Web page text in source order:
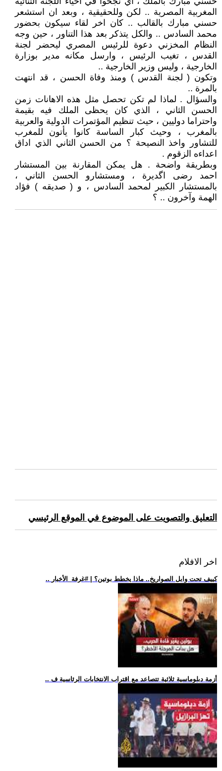
المغربية المصرية .. لكن وللحقيقية ، وبعد ان استشعر
حسني مبارك بالقالب .. كان اخر لقاء سيكون بحضور
محمد السادس .. والكل يتذكر بعد هذا التناور ، حين وجه
النظام المخزني دعوة للرئيس المصري ليحضر لجنة
القدس ، تغيب الرئيس ، وارسل مكانه مدير بوزارة
الخارجية ، وليس وزير الخارجية ..
وتكون ( لجنة القدس ) ومنذ وفاة الحسن ، قد انتهت
بالمرة ..
والسؤال . لماذا لم تكن تحصل مثل هذه الاهانات زمن
الحسن الثاني ، الذي كان يحظى الملك فيه بقيمة
واحتراما دوليين ، حيث تنظيم المؤتمرات الدولية والعربية
بالمغرب ، وحيث كبار الساسة كانوا يأتون للمغرب
للتشاور واخذ النصيحة ؟ من الحسن الثاني الذي اداق
اعداءه الزقوم .
وبطريقة واضحة . هل يمكن المقارنة بين المستشار
احمد رضى اگديرة ، ومستشارو الحسن الثاني ،
بالمستشار الكبير لمحمد السادس ، و ( صديقه ) فؤاد
الهمة وآخرون .. ؟
التعليق والتصويت على الموضوع في الموقع الرئيسي
اخر الافلام
.. كييف تحت وابل الصواريخ.. ماذا يخطط بوتين؟ | #غرفة_الأخبار
.. أزمة دبلوماسية ثلاثية تتصاعد مع اقتراب الانتخابات الرئاسية ف